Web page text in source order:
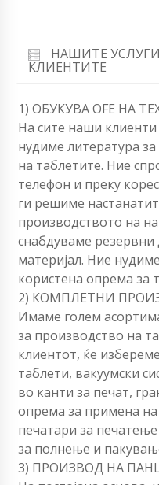
НАШИТЕ
КЛИЕНТИТЕ
1) ОБУКУВА OFЕ НА
На сите наши
нудиме литература
на таблетите. Ние
телефон и преку
ги решиме
производството на
снабдуваме
материјал. Ние
користена опрема за
2) КОМПЛЕТНИ
Имаме голем
за производство на
клиентот, ќе
таблети, вакуумски
во канти за печат,
опрема за примена
печатари за
за полнење и
3) ПРОИЗВОД НА